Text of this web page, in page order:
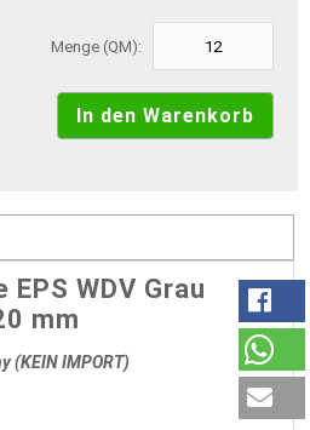
Menge (QM):
WDV Grau
mm
(KEIN IMPORT)